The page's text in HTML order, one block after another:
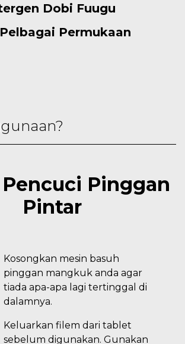
Dobi Fuugu
Permukaan
Kosongkan mesin basuh
pinggan mangkuk anda agar
tiada apa-apa lagi tertinggal di
dalamnya.
Keluarkan filem dari tablet
sebelum digunakan. Gunakan
Pinggan
Pintar